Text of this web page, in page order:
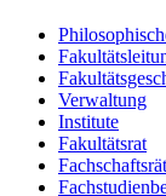
Verwaltung
Institute
Fakultätsrat